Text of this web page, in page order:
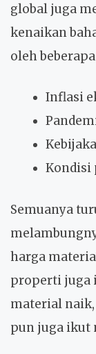
global juga
kenaikan
oleh
Inflasi
Kondisi
Semuanya
harga
properti juga
material
pun juga ikut